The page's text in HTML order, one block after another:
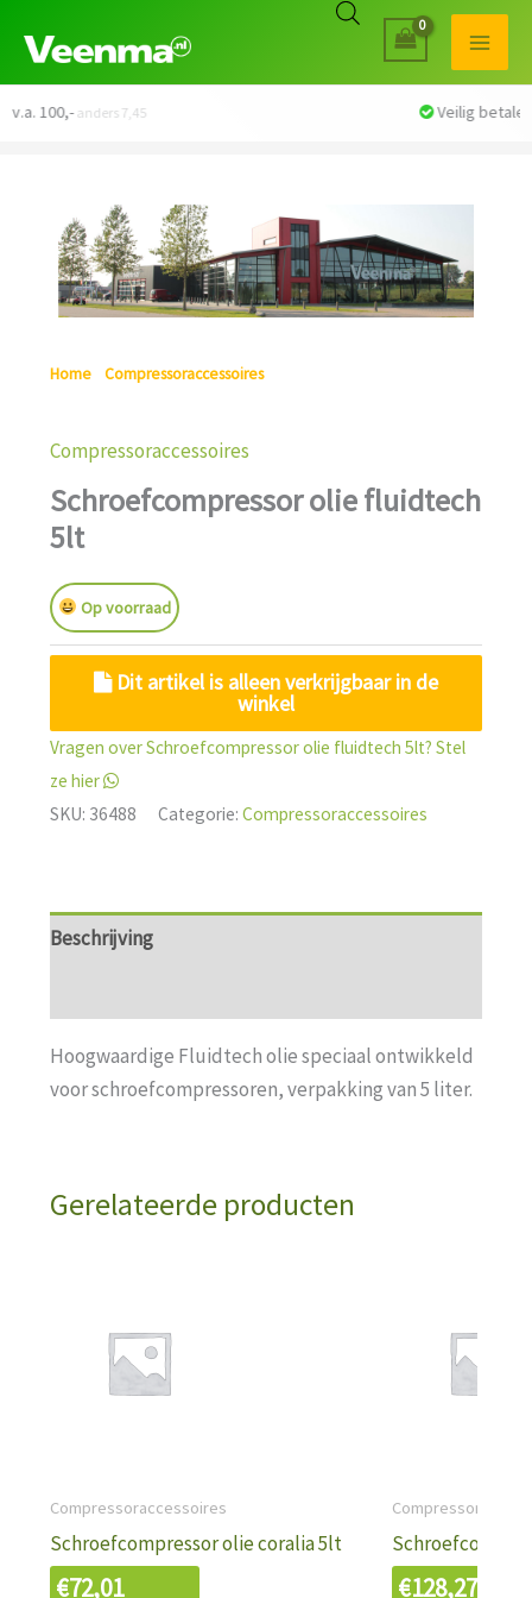
Home Compressoraccessoires/ Schroefcompressor olie
Compressoraccessoires
Schroefcompressor olie fluidtech
5lt
Op voorraad
Dit artikel is alleen verkrijgbaar in de
winkel
Vragen over Schroefcompressor olie fluidtech 5lt? Stel
ze hier
SKU: 36488 Categorie: Compressoraccessoires
Beschrijving
Hoogwaardige Fluidtech olie speciaal ontwikkeld
voor schroefcompressoren, verpakking van 5 liter.
Gerelateerde producten
Compressoraccessoires
Schroefcompressor olie coralia 5lt
€72,01
Schroefcomp.
€128,27